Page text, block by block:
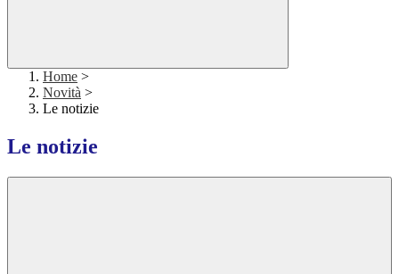
Home >
Novità >
Le notizie
Le notizie